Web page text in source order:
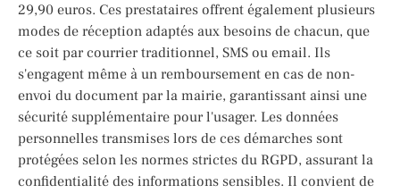
29,90 euros. Ces prestataires offrent également plusieurs
modes de réception adaptés aux besoins de chacun, que
ce soit par courrier traditionnel, SMS ou email. Ils
s'engagent même à un remboursement en cas de non-
envoi du document par la mairie, garantissant ainsi une
sécurité supplémentaire pour l'usager. Les données
personnelles transmises lors de ces démarches sont
protégées selon les normes strictes du RGPD, assurant la
confidentialité des informations sensibles. Il convient de